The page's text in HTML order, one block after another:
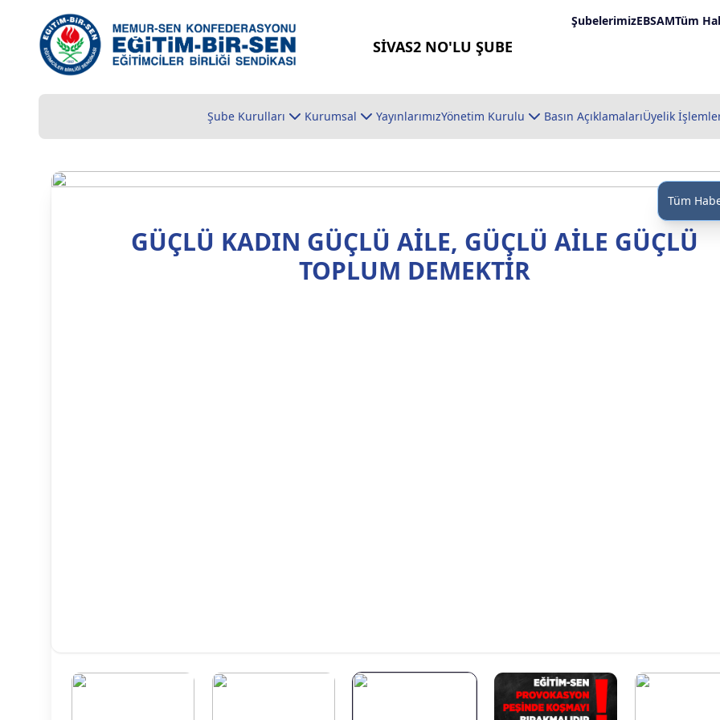
SİVAS2 NO'LU ŞUBE
ŞubelerimizEBSAMTüm
Şube Kurulları Kurumsal YayınlarımızYönetim Kurulu Basın AçıklamalarıÜyelik
Tüm
GÜÇLÜ KADIN GÜÇLÜ AİLE, GÜÇLÜ AİLE GÜÇLÜ
TOPLUM DEMEKTİR